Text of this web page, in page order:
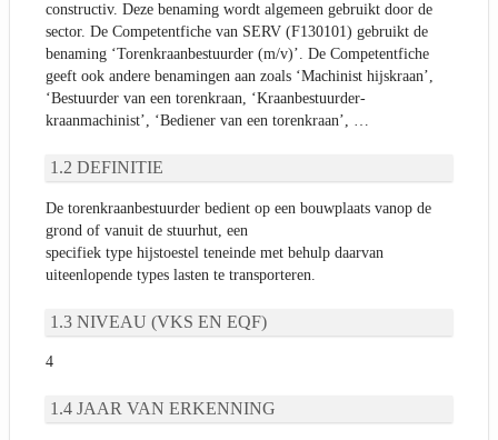
constructiv. Deze benaming wordt algemeen gebruikt door de
sector. De Competentfiche van SERV (F130101) gebruikt de
benaming ‘Torenkraanbestuurder (m/v)’. De Competentfiche
geeft ook andere benamingen aan zoals ‘Machinist hijskraan’,
‘Bestuurder van een torenkraan, ‘Kraanbestuurder-
kraanmachinist’, ‘Bediener van een torenkraan’, …
DEFINITIE
De torenkraanbestuurder bedient op een bouwplaats vanop de
grond of vanuit de stuurhut, een
specifiek type hijstoestel teneinde met behulp daarvan
uiteenlopende types lasten te transporteren.
NIVEAU (VKS EN EQF)
4
JAAR VAN ERKENNING